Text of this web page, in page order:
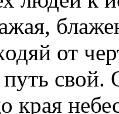
от
свой.
края